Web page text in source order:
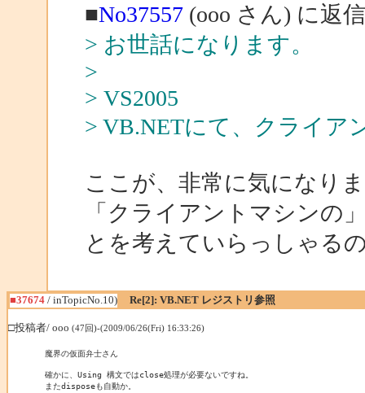
■No37557(ooo さん) に返信
> お世話になります。
>
> VS2005
> VB.NETにて、クライア
ここが、非常に気になり
「クライアントマシンの
とを考えていらっしゃる
■37674 / inTopicNo.10) Re[2]: VB.NET レジストリ参照
□投稿者/ ooo (47回)-(2009/06/26(Fri) 16:33:26)
魔界の仮面弁士さん
確かに、Using 構文ではclose処理が必要ないですね。
またdisposeも自動か。